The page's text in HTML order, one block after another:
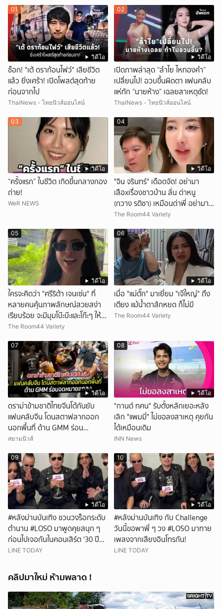
วิดีโอ
01
ช็อก! "เต้ ดราก้อนไฟว์" เสียชีวิต
แล้ว ยิ่งเศร้า! เปิดโพสต์สุดท้าย
ก่อนจากไป
ThaiNews - ไทยนิวส์ออนไลน์
วิดีโอ
02
เปิดภาพล่าสุด “ลำไย ไหทองคำ”
เปลี่ยนไป! อวบขึ้นผิดตา แฟนคลับ
แห่ทัก “นายห้าง” เฉลยสาเหตุชัด!
ThaiNews - ไทยนิวส์ออนไลน์
วิดีโอ
03
“ครั้งแรก” ในชีวิต เกิดขึ้นกลางกอง
ถ่าย!
WeR NEWS
วิดีโอ
04
ั่"จิน จรินทร์" เดือดจัด! อย่ามา
เสือxเรื่องชาวบ้าน ลั่น ด่าหนู
(กวาง รติชา) เหมือนด่าพี่ อย่ามา
ยุ่งกับคนของผม จบ!!!
The Room44 Variety
วิดีโอ
05
ใครจะคิดว่า "ศรีริต้า เจนเซ่น" ที่
หลายคนคุ้นภาพลักษณ์สวยสง่า
เรียบร้อย จะมีมุมโบ๊ะบ๊ะและโก๊ะๆ ให้ได้
อมยิ้มเหมือนกัน งานนี้ทำเอาแฟนๆ
The Room44 Variety
วิดีโอ
06
เมื่อ "แม่ตั๊ก" มาเยี่ยม "เจ๊ใหญ่" ถึง
เตียง แม้น้ำตาสักหยด ก็ไม่มี
The Room44 Variety
วิดีโอ
07
ดราม่าข้ามชาติไทยจีนโต้กันยับ
แฟนคลับจีน โดนสตาฟลากออก
นอกพื้นที่ ด้าน GMM ร่อน
จดหมายแถลง
สยามนิวส์
วิดีโอ
08
"กานต์ ทศน" รับตั้งหลักเยอะหลัง
เลิก "แพมมี่" ไม่ขอลงสาเหตุ คุยกัน
ได้เหมือนเดิม
INN News
วิดีโอ
09
#หลังม่านบันเทิง ชวนวงร็อกระดับ
ตำนาน #LOSO มาพูดคุยสนุก ๆ
ก่อนไปเจอกันในคอนเสิร์ต '30 ปี
LOSO นานเท่าไรก็รอ'
LINE TODAY
วิดีโอ
10
#หลังม่านบันเทิง กับ Challenge
วันนี้ขอพาพี่ ๆ วง #LOSO มาทาย
เพลงจากเสียงอินโทรกัน!
LINE TODAY
คลิปมาใหม่ ห้ามพลาด !